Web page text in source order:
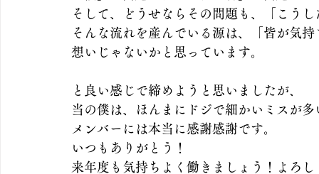
そして、どうせならその問題も、「こう
そんな流れを産んでいる源は、「皆が気
想いじゃないかと思っています。
と良い感じで締めようと思いましたが、
当の僕は、ほんまにドジで細かいミスが
メンバーには本当に感謝感謝です。
いつもありがとう！
来年度も気持ちよく働きましょう！よろ